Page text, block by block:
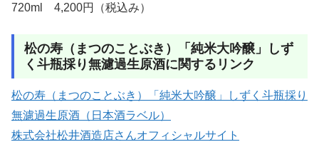
720ml 4,200円（税込み）
松の寿（まつのことぶき）「純米大吟醸」しず
く斗瓶採り無濾過生原酒に関するリンク
松の寿（まつのことぶき）「純米大吟醸」しずく斗瓶採り
無濾過生原酒（日本酒ラベル）
株式会社松井酒造店さんオフィシャルサイト